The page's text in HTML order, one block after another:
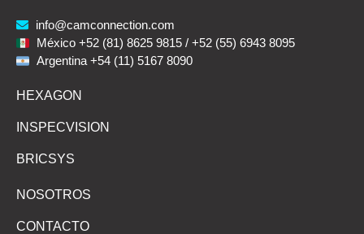
info@camconnection.com
México +52 (81) 8625 9815 / +52 (55) 6943 8095
Argentina +54 (11) 5167 8090
HEXAGON
INSPECVISION
BRICSYS
NOSOTROS
CONTACTO